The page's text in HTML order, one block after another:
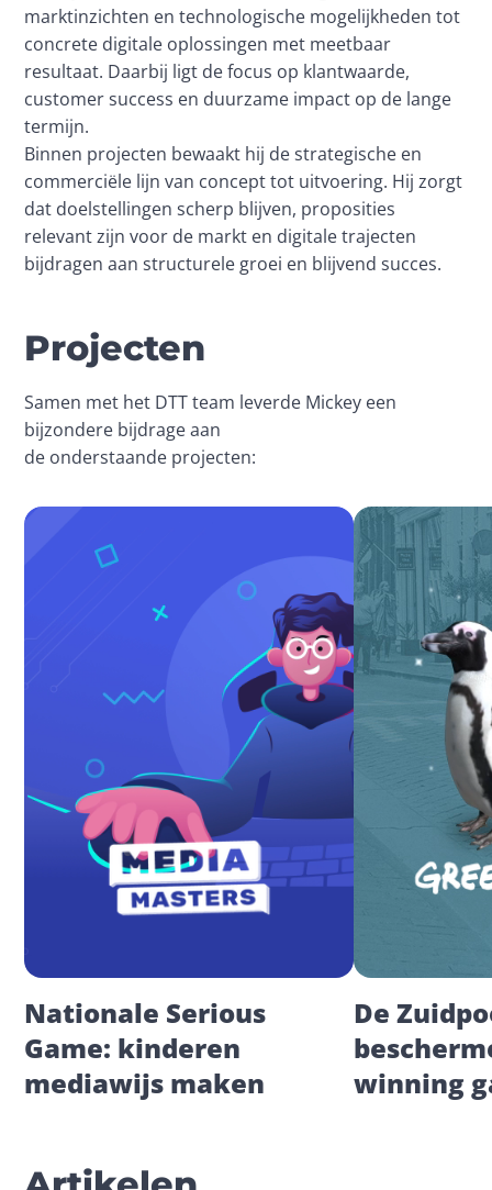
marktinzichten en technologische mogelijkheden tot
concrete digitale oplossingen met meetbaar
resultaat. Daarbij ligt de focus op klantwaarde,
customer success en duurzame impact op de lange
termijn.
Binnen projecten bewaakt hij de strategische en
commerciële lijn van concept tot uitvoering. Hij zorgt
dat doelstellingen scherp blijven, proposities
relevant zijn voor de markt en digitale trajecten
bijdragen aan structurele groei en blijvend succes.
Projecten
Samen met het DTT team leverde Mickey een
bijzondere bijdrage aan
de onderstaande projecten:
Nationale Serious
Game: kinderen
mediawijs maken
De
winning